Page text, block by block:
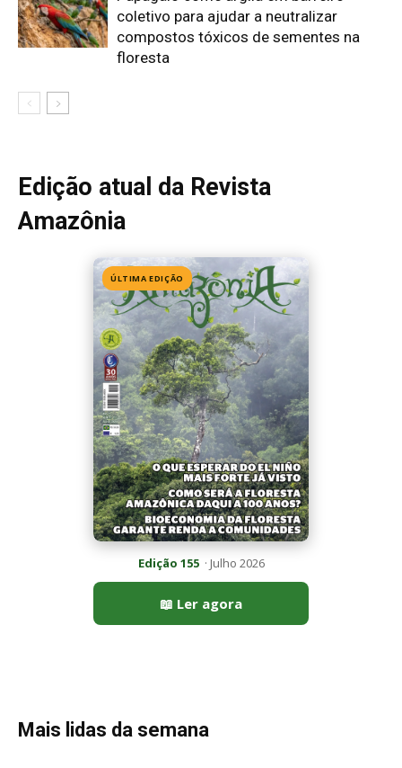
coletivo para ajudar a neutralizar
compostos tóxicos de sementes na
floresta
Edição atual da Revista
Amazônia
ÚLTIMA EDIÇÃO
Edição 155· Julho 2026
📖 Ler agora
Mais lidas da semana